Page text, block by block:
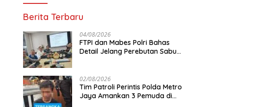
Berita Terbaru
04/08/2026
FTPI dan Mabes Polri Bahas
Detail Jelang Perebutan Sabuk
02/08/2026
Tim Patroli Perintis Polda Metro
Jaya Amankan 3 Pemuda di